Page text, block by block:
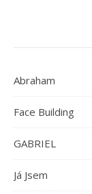
Abraham
Face Building
GABRIEL
Já Jsem